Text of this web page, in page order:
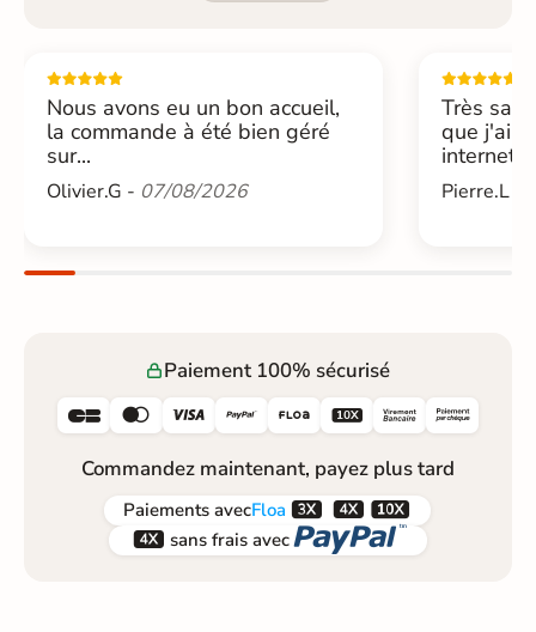
Nous avons eu un bon accueil,
la commande à été bien géré
sur...
Olivier.G - 07/08/2026
Très
que j'ai
internet....
Pierre.L -
Paiement 100% sécurisé
     
Commandez maintenant, payez plus tard
Paiements avecFloa  
 sans frais avec 